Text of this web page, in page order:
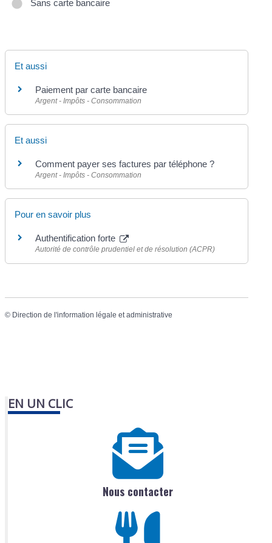
Sans carte bancaire
Et aussi
Paiement par carte bancaire
Argent - Impôts - Consommation
Et aussi
Comment payer ses factures par téléphone ?
Argent - Impôts - Consommation
Pour en savoir plus
Authentification forte
Autorité de contrôle prudentiel et de résolution (ACPR)
© Direction de l'information légale et administrative
EN UN CLIC
Nous contacter